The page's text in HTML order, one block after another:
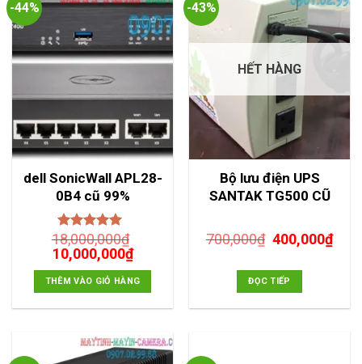
-44%
dell SonicWall APL28-
0B4 cũ 99%
Được xếp
hạng5.005
sao
18,000,000₫
Giá
gốc
là:
18,000,000₫.
10,000,000₫Giá
hiện
tại
là:
10,000,000₫.
THÊM VÀO GIỎ HÀNG
-43%
HẾT HÀNG
Bộ lưu điện UPS
SANTAK TG500 CŨ
700,000₫ Giá
là:
700,000₫.
400,000₫Giá
hiện
ĐỌC TIẾP